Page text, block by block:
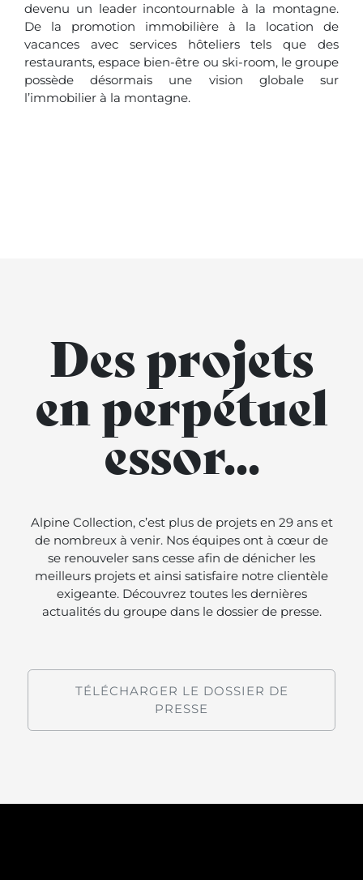
devenu un leader incontournable à la montagne.
De la promotion immobilière à la location de
vacances avec services hôteliers tels que des
restaurants, espace bien-être ou ski-room, le groupe
possède désormais une vision globale sur
l’immobilier à la montagne.
Des projets
en perpétuel
essor...
Alpine Collection, c’est plus de projets en 29 ans et
de nombreux à venir. Nos équipes ont à cœur de
se renouveler sans cesse afin de dénicher les
meilleurs projets et ainsi satisfaire notre clientèle
exigeante. Découvrez toutes les dernières
actualités du groupe dans le dossier de presse.
TÉLÉCHARGER LE DOSSIER DE
PRESSE